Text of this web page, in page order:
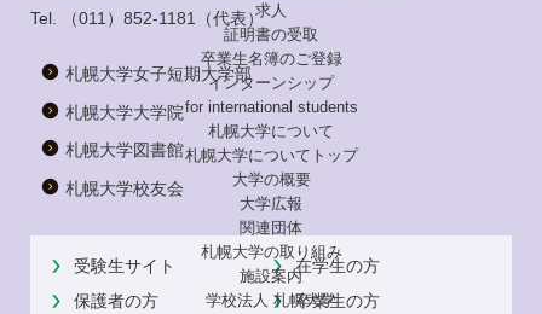
求人
証明書の受取
卒業生名簿のご登録
インターンシップ
for international students
札幌大学について
札幌大学についてトップ
大学の概要
大学広報
関連団体
札幌大学の取り組み
施設案内
学校法人 札幌大学
Tel.
（011）852-1181 （代表）
札幌大学女子短期大学部
札幌大学大学院
札幌大学図書館
札幌大学校友会
受験生サイト
在学生の方
保護者の方
卒業生の方